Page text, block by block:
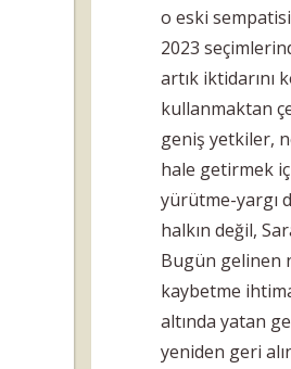
o eski
2023
artık iktidarını
kullanmaktan
geniş yetkiler,
hale getirmek
yürütme-yargı
halkın değil,
Bugün gelinen
kaybetme
altında yatan
yeniden geri